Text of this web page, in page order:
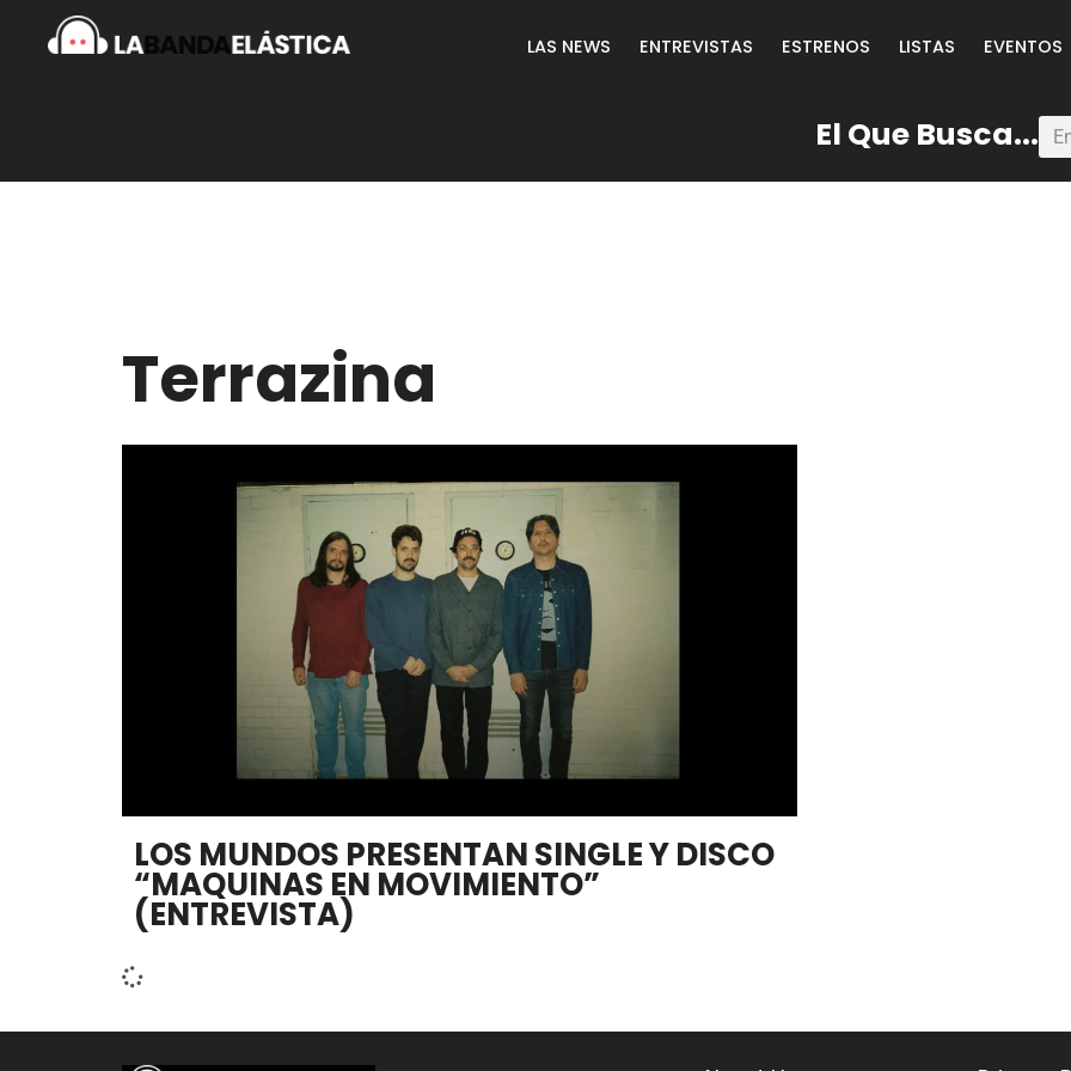
LAS NEWS ENTREVISTAS ESTRENOS LISTAS EVENTOS
El Que Busca...
Terrazina
LOS MUNDOS PRESENTAN SINGLE Y DISCO
“MAQUINAS EN MOVIMIENTO”
(ENTREVISTA)